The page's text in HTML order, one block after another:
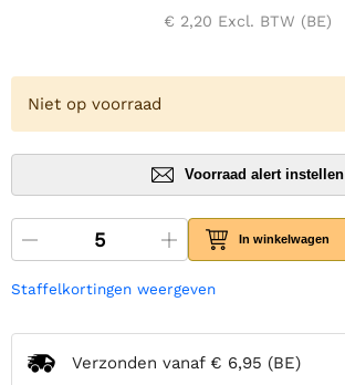
€ 2,20 Excl. BTW (BE)
Niet op voorraad
Voorraad alert instellen
In winkelwagen
Staffelkortingen weergeven
Verzonden vanaf € 6,95 (BE)